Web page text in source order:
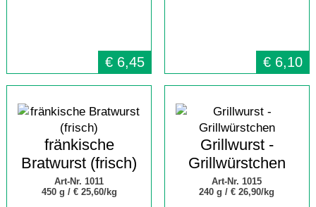
€ 6,45 € 6,10
fränkische
Bratwurst (frisch)
Art-Nr. 1011
450 g / € 25,60/kg
Grillwurst -
Grillwürstchen
Art-Nr. 1015
240 g /€ 26,90/kg